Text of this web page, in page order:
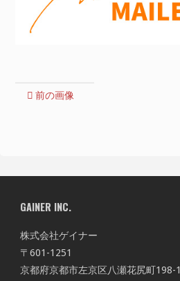
前の画像
GAINER INC.
株式会社ゲイナー
〒601-1251
京都府京都市左京区八瀬花尻町198-1